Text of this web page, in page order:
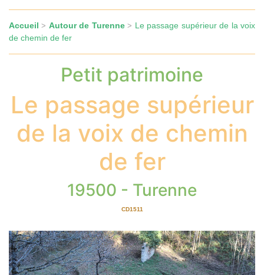
Accueil > Autour de Turenne> Le passage supérieur de la voix
de chemin de fer
Petit patrimoine
Le passage supérieur
de la voix de chemin
de fer
19500 - Turenne
CD1511